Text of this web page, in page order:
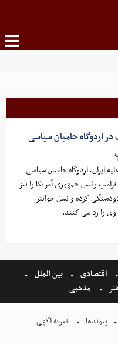
اردوگاه حامیان سیاسی
ایران، اردوگاه حامیان سیاسی
ترامپ رئیس جمهوری آمریکا را نیز
کرده و نسل جوانتر
را رد می کنند.
اقتصادی
بین الملل
مذهبی
پیوندها تعرفه اگهی